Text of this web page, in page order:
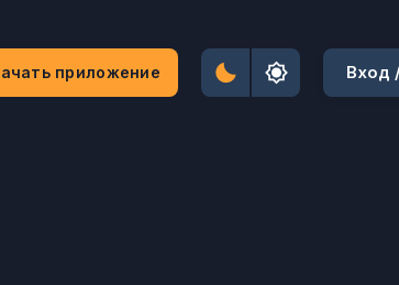
приложение Вход